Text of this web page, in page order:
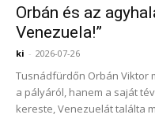
Orbán és az
Venezuela!”
ki - 2026-07-26
Tusnádfürdőn Orbán Viktor
a pályáról, hanem a saját
kereste, Venezuelát találta